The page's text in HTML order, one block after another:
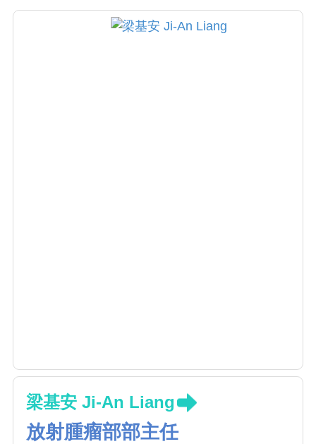
檢查，較容易發現早期肺癌病灶，透過食道鏡
檢查較易早期發現食道癌病灶，早發現早診斷
梁基安 Ji-An Liang
放射腫瘤部部主任